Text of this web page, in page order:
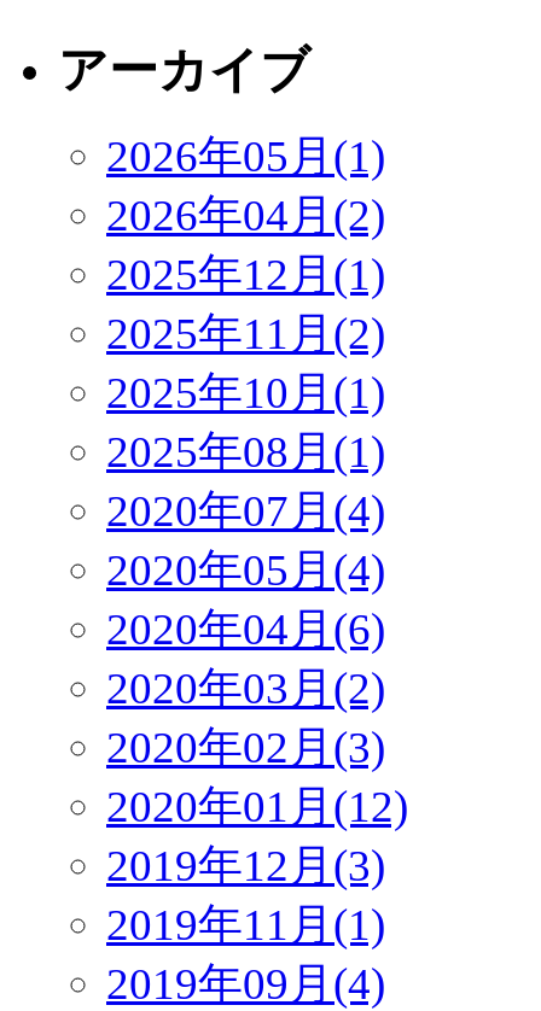
アーカイブ
2026年05月(1)
2026年04月(2)
2025年12月(1)
2025年11月(2)
2025年10月(1)
2025年08月(1)
2020年07月(4)
2020年05月(4)
2020年04月(6)
2020年03月(2)
2020年02月(3)
2020年01月(12)
2019年12月(3)
2019年11月(1)
2019年09月(4)